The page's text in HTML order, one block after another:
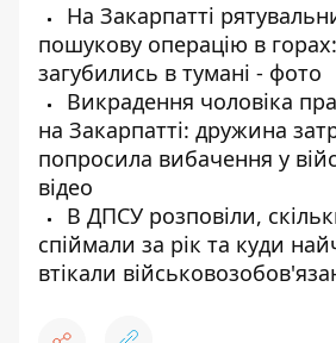
На Закарпатті
пошукову операцію в
загубились в тумані - фото
Викрадення чоловіка
на Закарпатті: дружина
попросила вибачення у
відео
В ДПСУ розповіли,
спіймали за рік та куди
втікали